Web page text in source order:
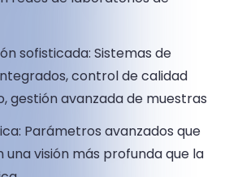
sofisticada: Sistemas de
control de calidad
gestión avanzada de muestras
Parámetros avanzados que
visión más profunda que la